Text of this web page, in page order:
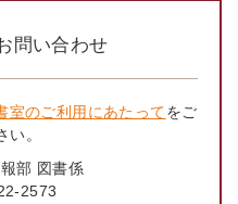
問い合わせ
室のご利用にあたってをご
い。
部 図書係
2573